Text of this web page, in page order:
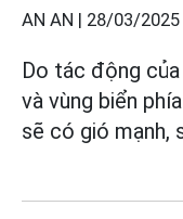
AN AN | 28/03/2025
Do tác động của
và vùng biển
sẽ có gió mạnh,